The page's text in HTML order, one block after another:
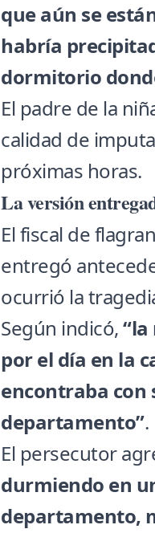
que aún se
habría
dormitorio
El padre de la
calidad de
próximas horas.
La versión
El fiscal de
entregó
ocurrió la
Según indicó,
por el día en la
encontraba con
departamento”.
El persecutor
durmiendo en
departamento,